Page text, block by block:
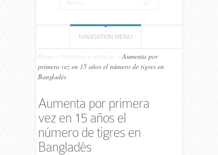
NAVIGATION MENU
Home Artículos o noticias
Aumenta por
primera vez en 15 años el número de tigres en
Bangladés
Aumenta por primera
vez en 15 años el
número de tigres en
Bangladés